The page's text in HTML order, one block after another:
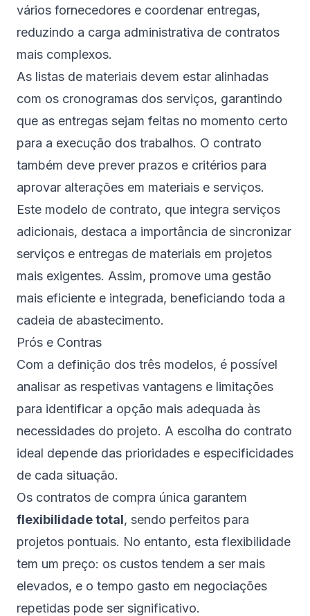
vários fornecedores e coordenar entregas,
reduzindo a carga administrativa de contratos
mais complexos.
As listas de materiais devem estar alinhadas
com os cronogramas dos serviços, garantindo
que as entregas sejam feitas no momento certo
para a execução dos trabalhos. O contrato
também deve prever prazos e critérios para
aprovar alterações em materiais e serviços.
Este modelo de contrato, que integra serviços
adicionais, destaca a importância de sincronizar
serviços e entregas de materiais em projetos
mais exigentes. Assim, promove uma gestão
mais eficiente e integrada, beneficiando toda a
cadeia de abastecimento.
Prós e Contras
Com a definição dos três modelos, é possível
analisar as respetivas vantagens e limitações
para identificar a opção mais adequada às
necessidades do projeto. A escolha do contrato
ideal depende das prioridades e especificidades
de cada situação.
Os contratos de compra única garantem
flexibilidade total, sendo perfeitos para
projetos pontuais. No entanto, esta flexibilidade
tem um preço: os custos tendem a ser mais
elevados, e o tempo gasto em negociações
repetidas pode ser significativo.